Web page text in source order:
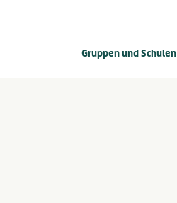
Gruppen und Schulen